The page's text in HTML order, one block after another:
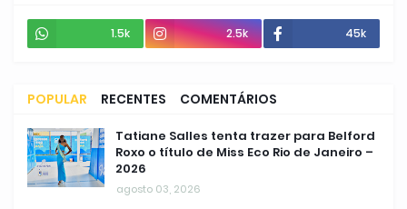
1.5k 2.5k 45k
POPULAR RECENTES COMENTÁRIOS
Tatiane Salles tenta trazer para Belford
Roxo o título de Miss Eco Rio de Janeiro –
2026
agosto 03, 2026